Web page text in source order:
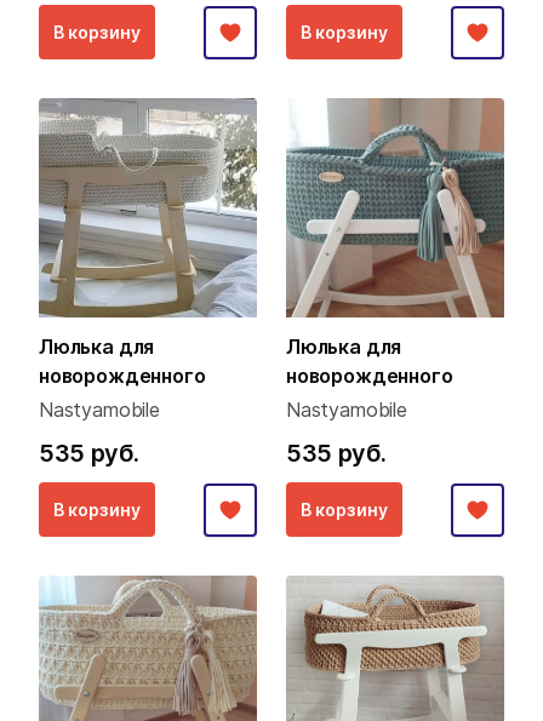
В корзину В корзину
Люлька для
новорожденного
Nastyamobile
535 руб.
В корзину
Люлька для
новорожденного
Nastyamobile
535 руб.
В корзину